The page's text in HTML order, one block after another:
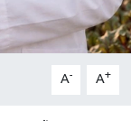
A- A+